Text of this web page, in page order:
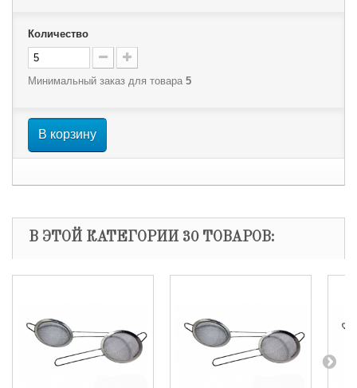
Количество
Минимальный заказ для товара 5
В корзину
В ЭТОЙ КАТЕГОРИИ 30 ТОВАРОВ: